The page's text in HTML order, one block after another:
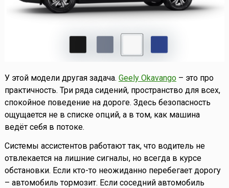
У этой модели другая задача. Geely Okavango– это про
практичность. Три ряда сидений, пространство для всех,
спокойное поведение на дороге. Здесь безопасность
ощущается не в списке опций, а в том, как машина
ведёт себя в потоке.
Системы ассистентов работают так, что водитель не
отвлекается на лишние сигналы, но всегда в курсе
обстановки. Если кто-то неожиданно перебегает дорогу
– автомобиль тормозит. Если соседний автомобиль